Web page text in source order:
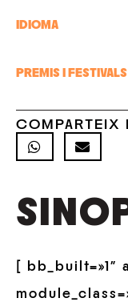
IDIOMA
PREMIS I FESTIVALS
COMPARTEIX
[